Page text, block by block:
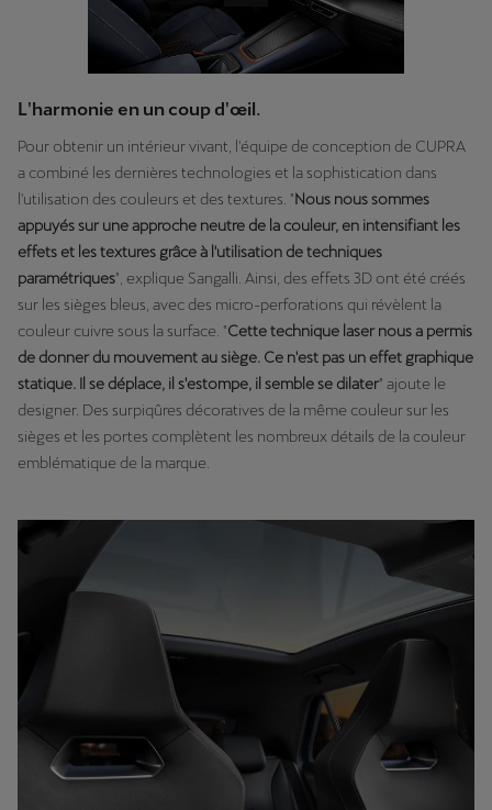
L'harmonie en un coup d'œil.
Pour obtenir un intérieur vivant, l'équipe de conception de CUPRA
a combiné les dernières technologies et la sophistication dans
l'utilisation des couleurs et des textures. "Nous nous sommes
appuyés sur une approche neutre de la couleur, en intensifiant les
effets et les textures grâce à l'utilisation de techniques
paramétriques", explique Sangalli. Ainsi, des effets 3D ont été créés
sur les sièges bleus, avec des micro-perforations qui révèlent la
couleur cuivre sous la surface. "Cette technique laser nous a permis
de donner du mouvement au siège. Ce n'est pas un effet graphique
statique. Il se déplace, il s'estompe, il semble se dilater" ajoute le
designer. Des surpiqûres décoratives de la même couleur sur les
sièges et les portes complètent les nombreux détails de la couleur
emblématique de la marque.